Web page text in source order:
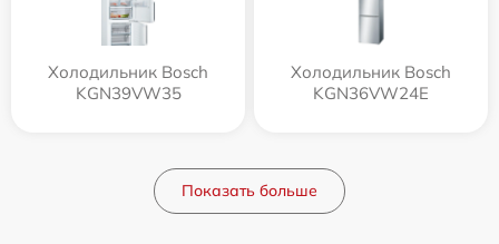
Холодильник Bosch
KGN39VW35
Холодильник Bosch
KGN36VW24E
Показать больше